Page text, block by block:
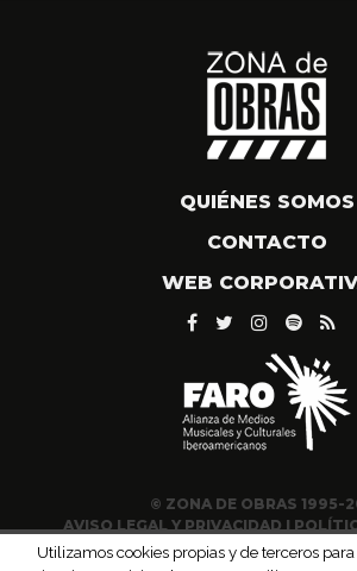
QUIÉNES SOMOS
CONTACTO
WEB
© ZONA DE OBRAS 1995-
AVISO LEGAL Y PRIVACIDAD|
Utilizamos cookies propias y de terceros